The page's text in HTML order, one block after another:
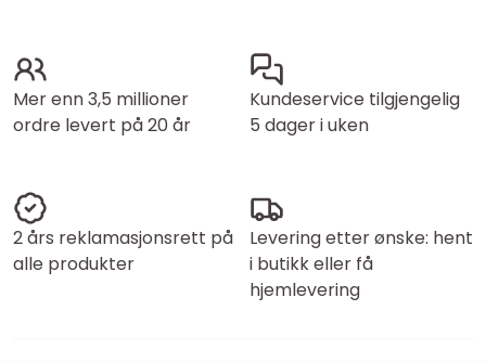
Mer enn 3,5 millioner
ordre levert på 20 år
Kundeservice tilgjengelig
5 dager i uken
2 års reklamasjonsrett på
alle produkter
Levering etter ønske: hent
i butikk eller få
hjemlevering